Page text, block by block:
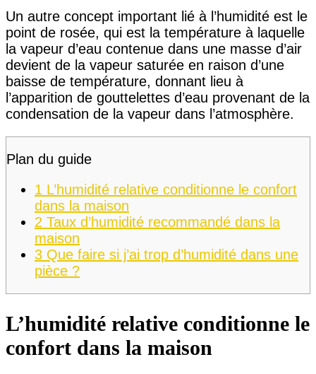
Un autre concept important lié à l’humidité est le
point de rosée, qui est la température à laquelle
la vapeur d’eau contenue dans une masse d’air
devient de la vapeur saturée en raison d’une
baisse de température, donnant lieu à
l’apparition de gouttelettes d’eau provenant de la
condensation de la vapeur dans l’atmosphère.
Plan du guide
1 L’humidité relative conditionne le confort
dans la maison
2 Taux d’humidité recommandé dans la
maison
3 Que faire si j’ai trop d’humidité dans une
pièce ?
L’humidité relative conditionne le
confort dans la maison